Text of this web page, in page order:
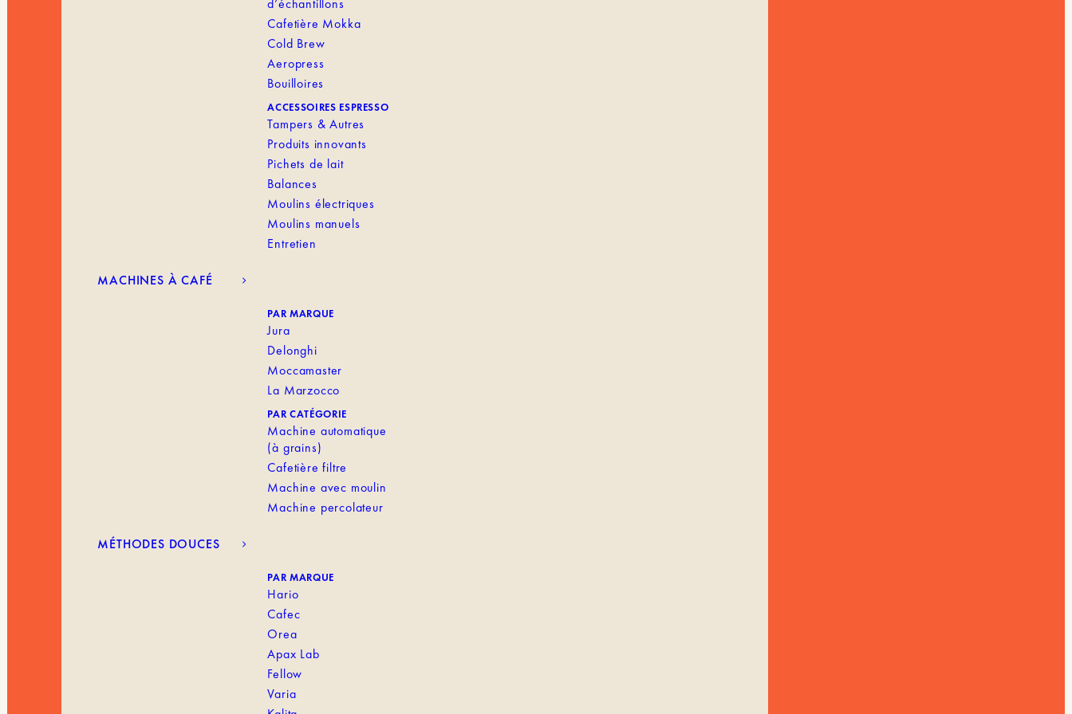
d’échantillons
Cafetière Mokka
Cold Brew
Aeropress
Bouilloires
ACCESSOIRES ESPRESSO
Tampers & Autres
Produits innovants
Pichets de lait
Balances
Moulins électriques
Moulins manuels
Entretien
MACHINES À CAFÉ
PAR MARQUE
Jura
Delonghi
Moccamaster
La Marzocco
PAR CATÉGORIE
Machine automatique
(à grains)
Cafetière filtre
Machine avec moulin
Machine percolateur
MÉTHODES DOUCES
PAR MARQUE
Hario
Cafec
Orea
Apax Lab
Fellow
Varia